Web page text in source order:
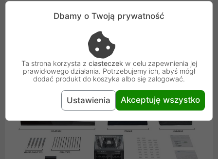
tych kabli, których faktycznie potrzebujesz do swojej
konstrukcji. Dzięki tej funkcji obudowa zawsze wygląda
Dbamy o Twoją prywatność
Ta strona korzysta z ciasteczekw celu zapewnienia jej
prawidłowego działania. Potrzebujemy ich, abyś mógł
dodać produkt do koszyka albo się zalogować.
Ustawienia Akceptuję wszystko